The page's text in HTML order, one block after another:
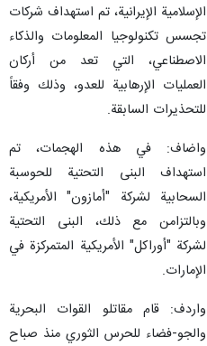
الإسلامية الإيرانية، تم استهداف شركات
تجسس تكنولوجيا المعلومات والذكاء
الاصطناعي، التي تعد من أركان
العمليات الإرهابية للعدو، وذلك وفقاً
للتحذيرات السابقة.
واضاف: في هذه الهجمات، تم
استهداف البنى التحتية للحوسبة
السحابية لشركة "أمازون" الأمريكية،
وبالتزامن مع ذلك، البنى التحتية
لشركة "أوراكل" الأمريكية المتمركزة في
الإمارات.
واردف: قام مقاتلو القوات البحرية
والجو-فضاء للحرس الثوري منذ صباح